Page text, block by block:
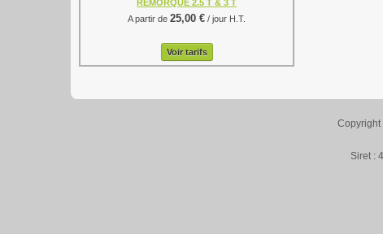
REMORQUE 2.5 T & 3 T
A partir de25,00 € / jour H.T.
Voir tarifs
Copyright
Siret :